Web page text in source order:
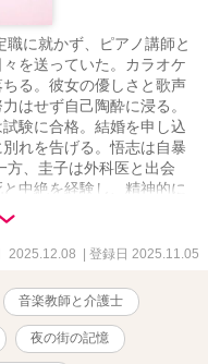
に就かず、ピアノ講師と
を送っていた。カラオケ
る。彼女の優しさと歌声
はせず自己陶酔に浸る。
験に合格。結婚を申し込
れを告げる。悟志は自暴
方、圭子は外科医と出会
中絶を経験し、精神的に
る道を選ぶ。 打算と依
れぞれの終着点へと向か
何か――それを問いかける
が経った。関東の地方都
く圭子は、52歳。かつて
君臨していたが、今は
に立ち続けている。炭酸
2025.12.08 | 登録日 2025.11.05
音楽教師と介護士
夜の街の記憶